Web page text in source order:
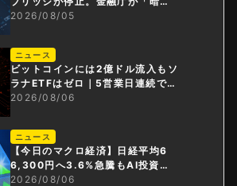
資産・ステーブルコイン課」新設
2026/08/05
ニュース
ビットコインには2億ドル流入もソ
ラナETFはゼロ｜5営業日連続で停
止
2026/08/06
ニュース
【今日のマクロ経済】日経平均6
6,300円へ3.6%急騰もAI投資回
収懸念が再燃
2026/08/06